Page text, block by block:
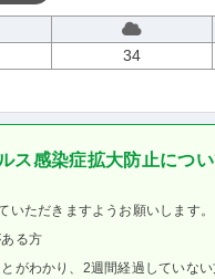
34
ス感染症拡大防止につ
いただきますようお願いします。
る方
がわかり、2週間経過していな